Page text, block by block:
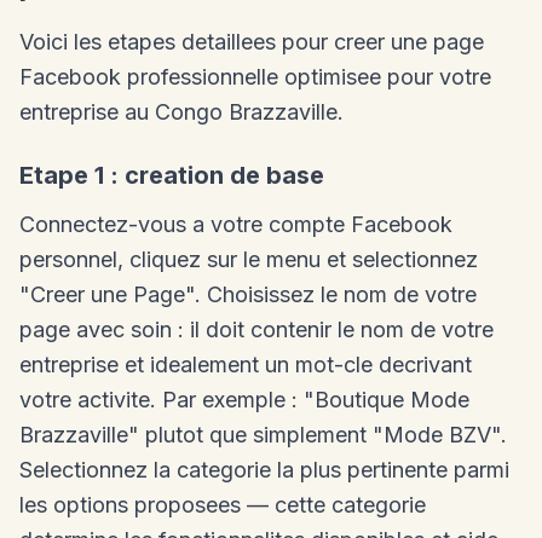
Voici les etapes detaillees pour creer une page
Facebook professionnelle optimisee pour votre
entreprise au Congo Brazzaville.
Etape 1 : creation de base
Connectez-vous a votre compte Facebook
personnel, cliquez sur le menu et selectionnez
"Creer une Page". Choisissez le nom de votre
page avec soin : il doit contenir le nom de votre
entreprise et idealement un mot-cle decrivant
votre activite. Par exemple : "Boutique Mode
Brazzaville" plutot que simplement "Mode BZV".
Selectionnez la categorie la plus pertinente parmi
les options proposees — cette categorie